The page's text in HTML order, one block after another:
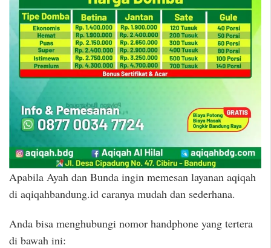
Apabila Ayah dan Bunda ingin memesan layanan aqiqah
di aqiqahbandung.id caranya mudah dan sederhana.
Anda bisa menghubungi nomor handphone yang tertera
di bawah ini: